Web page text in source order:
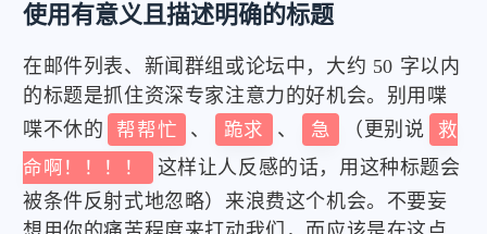
使用有意义且描述明确的标题
在邮件列表、新闻群组或论坛中，大约 50 字以内
的标题是抓住资深专家注意力的好机会。别用喋
喋不休的
帮帮忙 、 跪求 、 急 （更别说
救
命啊！！！！
这样让人反感的话，用这种标题会
被条件反射式地忽略）来浪费这个机会。不要妄